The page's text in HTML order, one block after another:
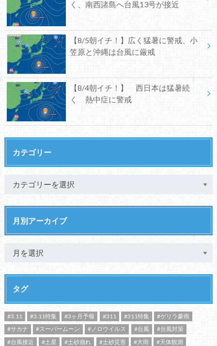
く、南西諸島へ台風13号が接近
【8/5朝イチ！】広く猛暑に警戒、小
笠原と沖縄は台風に厳戒
【8/4朝イチ！】 西日本は猛暑続
く 熱中症に警戒
カテゴリー
月別アーカイブ
タグ
#3.11 #3.11特集 #3ヶ月予報 #311 #311特集
#ゲリラ豪雨
#サカナ
#スーパームーン #ノロウイルス #台風
#台風対策
#台風接近
#土星 #土砂崩れ #土砂災害 #大雨
#天体観測